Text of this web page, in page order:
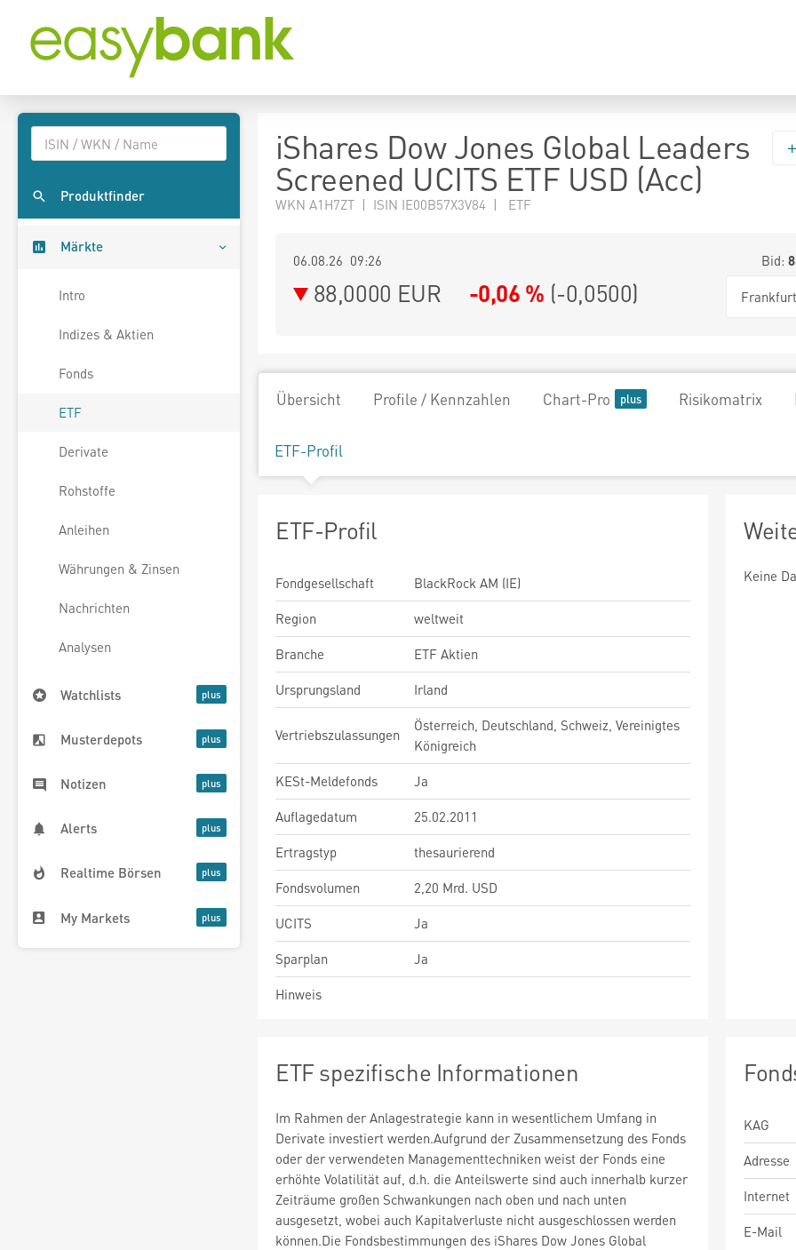
Produktfinder
Märkte
Intro
Indizes & Aktien
Fonds
ETF
Derivate
Rohstoffe
Anleihen
Währungen & Zinsen
Nachrichten
Analysen
Watchlists
Musterdepots
Notizen
Alerts
Realtime Börsen
My Markets
iShares Dow Jones Global Leaders
Screened UCITS ETF USD (Acc)
WKN A1H7ZT | ISIN IE00B57X3V84 | ETF
06.08.26 09:26 Bid:
88,0000 EUR -0,06 % (-0,0500) Frankfurt
Übersicht Profile / Kennzahlen Chart-Pro Risikomatrix
ETF-Profil
ETF-Profil
Fondgesellschaft
BlackRock AM (IE)
Region
weltweit
Branche
ETF Aktien
Ursprungsland
Irland
Vertriebszulassungen
Österreich, Deutschland, Schweiz, Vereinigtes
Königreich
KESt-Meldefonds
Ja
Auflagedatum
25.02.2011
Ertragstyp
thesaurierend
Fondsvolumen
2,20 Mrd. USD
UCITS
Ja
Sparplan
Ja
Hinweis
Keine
ETF spezifische Informationen
Im Rahmen der Anlagestrategie kann in wesentlichem Umfang in
Derivate investiert werden.Aufgrund der Zusammensetzung des Fonds
oder der verwendeten Managementtechniken weist der Fonds eine
erhöhte Volatilität auf, d.h. die Anteilswerte sind auch innerhalb kurzer
Zeiträume großen Schwankungen nach oben und nach unten
ausgesetzt, wobei auch Kapitalverluste nicht ausgeschlossen werden
können.Die Fondsbestimmungen des iShares Dow Jones Global
KAG
Adresse
Internet
E-Mail